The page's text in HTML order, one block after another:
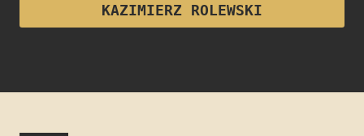
KAZIMIERZ ROLEWSKI